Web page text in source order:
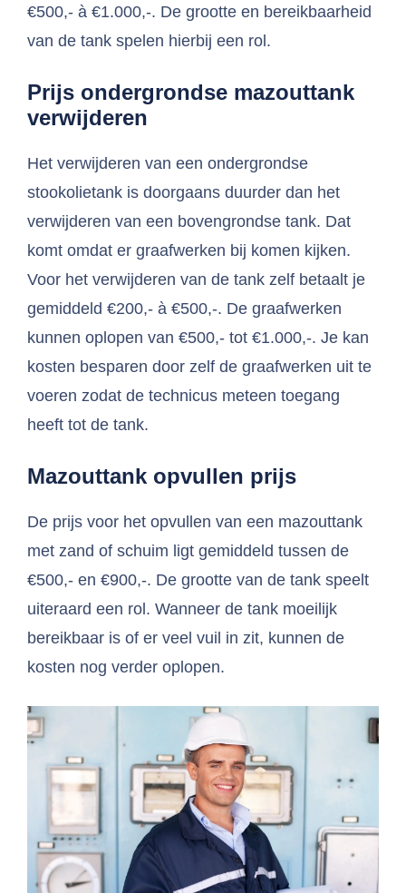
€500,- à €1.000,-. De grootte en bereikbaarheid
van de tank spelen hierbij een rol.
Prijs ondergrondse mazouttank
verwijderen
Het verwijderen van een ondergrondse
stookolietank is doorgaans duurder dan het
verwijderen van een bovengrondse tank. Dat
komt omdat er graafwerken bij komen kijken.
Voor het verwijderen van de tank zelf betaalt je
gemiddeld €200,- à €500,-. De graafwerken
kunnen oplopen van €500,- tot €1.000,-. Je kan
kosten besparen door zelf de graafwerken uit te
voeren zodat de technicus meteen toegang
heeft tot de tank.
Mazouttank opvullen prijs
De prijs voor het opvullen van een mazouttank
met zand of schuim ligt gemiddeld tussen de
€500,- en €900,-. De grootte van de tank speelt
uiteraard een rol. Wanneer de tank moeilijk
bereikbaar is of er veel vuil in zit, kunnen de
kosten nog verder oplopen.